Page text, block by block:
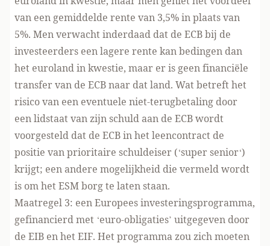
van een gemiddelde rente van 3,5% in plaats van
5%. Men verwacht inderdaad dat de ECB bij de
investeerders een lagere rente kan bedingen dan
het euroland in kwestie, maar er is geen financiële
transfer van de ECB naar dat land. Wat betreft het
risico van een eventuele niet-terugbetaling door
een lidstaat van zijn schuld aan de ECB wordt
voorgesteld dat de ECB in het leencontract de
positie van prioritaire schuldeiser (‘super senior‘)
krijgt; een andere mogelijkheid die vermeld wordt
is om het ESM borg te laten staan.
Maatregel 3: een Europees investeringsprogramma,
gefinancierd met ‘euro-obligaties’ uitgegeven door
de EIB en het EIF. Het programma zou zich moeten